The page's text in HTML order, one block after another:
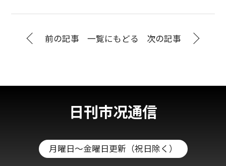
前の記事 一覧にもどる 次の記事
日刊市况通信
月曜日～金曜日更新（祝日除く）